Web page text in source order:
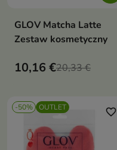
GLOV Matcha Latte
Zestaw kosmetyczny
10,16 €20,33 €
-50% OUTLET favorite_border